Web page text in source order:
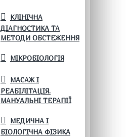
КЛІНІЧНА
ДІАГНОСТИКА ТА
МЕТОДИ ОБСТЕЖЕННЯ
МІКРОБІОЛОГІЯ
МАСАЖ І
РЕАБІЛІТАЦІЯ.
МАНУАЛЬНІ ТЕРАПІЇ
МЕДИЧНА І
БІОЛОГІЧНА ФІЗИКА